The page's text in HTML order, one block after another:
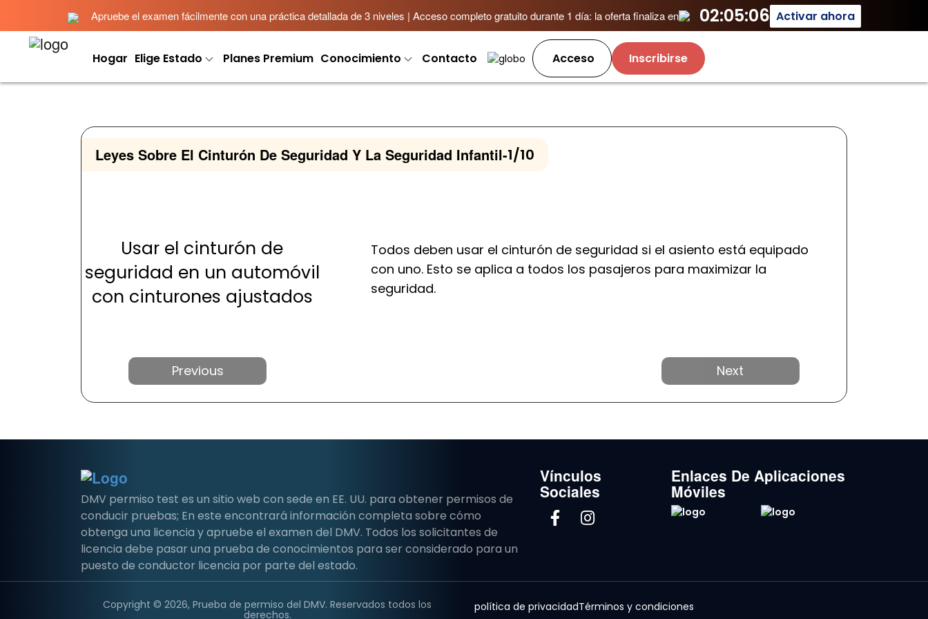
Apruebe el examen fácilmente con una práctica detallada de 3 niveles | Acceso completo gratuito durante 1 día: la oferta finaliza en 02:05:06 Activar ahora
Hogar Elige Estado Planes Premium Conocimiento Contacto Acceso Inscribirse
Leyes Sobre El Cinturón De Seguridad Y La Seguridad Infantil-1/10
Usar el cinturón de
seguridad en un automóvil
con cinturones ajustados
Todos deben usar el cinturón de seguridad si el asiento está equipado
con uno. Esto se aplica a todos los pasajeros para maximizar la
seguridad.
Anterior Próximo
DMV permiso test es un sitio web con sede en EE. UU. para obtener permisos de
conducir pruebas; En este encontrará información completa sobre cómo
obtenga una licencia y apruebe el examen del DMV. Todos los solicitantes de
licencia debe pasar una prueba de conocimientos para ser considerado para un
puesto de conductor licencia por parte del estado.
Vínculos
Sociales
Enlaces De Aplicaciones
Móviles
Copyright © 2026, Prueba de permiso del DMV. Reservados todos los
derechos.
política de privacidadTérminos y condiciones